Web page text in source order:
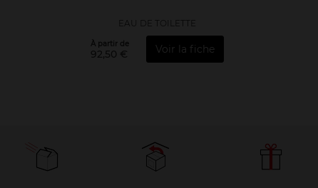
EAU DE TOILETTE
À partir de
92,50 € Voir la fiche